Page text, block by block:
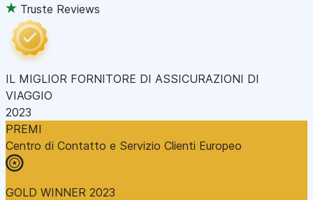
Truste Reviews
IL MIGLIOR FORNITORE DI ASSICURAZIONI DI
VIAGGIO
2023
PREMI
Centro di Contatto e Servizio Clienti Europeo
GOLD WINNER 2023